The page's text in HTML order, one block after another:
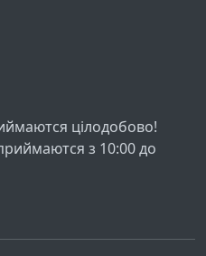
цілодобово!
з 10:00 до